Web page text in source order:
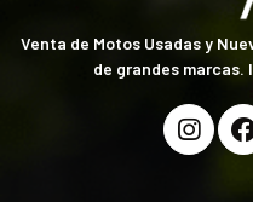
Venta de Motos Usadas y
de grandes marcas.